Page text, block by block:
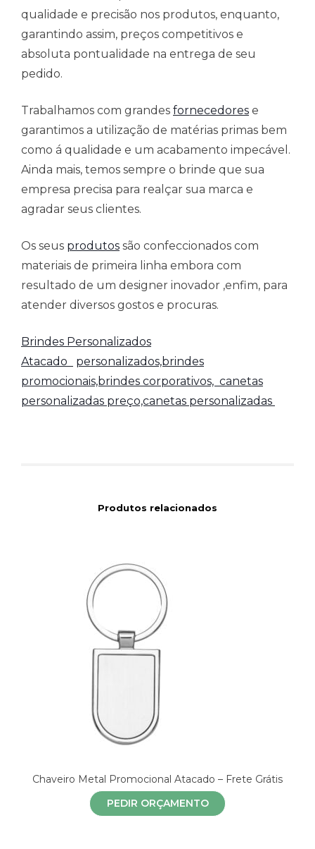
qualidade e precisão nos produtos, enquanto,
garantindo assim, preços competitivos e
absoluta pontualidade na entrega de seu
pedido.
Trabalhamos com grandes fornecedores e
garantimos a utilização de matérias primas bem
como á qualidade e um acabamento impecável.
Ainda mais, temos sempre o brinde que sua
empresa precisa para realçar sua marca e
agradar seus clientes.
Os seus produtos são confeccionados com
materiais de primeira linha embora com
resultado de um designer inovador ,enfim, para
atender diversos gostos e procuras.
Brindes Personalizados
Atacado
personalizados,brindes
promocionais,brindes corporativos, canetas
personalizadas preço,canetas personalizadas
Produtos relacionados
Chaveiro Metal Promocional Atacado – Frete Grátis
PEDIR ORÇAMENTO